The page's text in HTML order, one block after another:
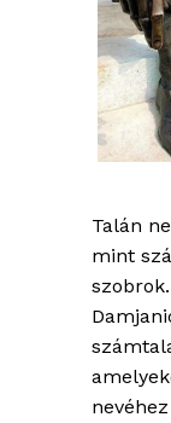
Talán
mint